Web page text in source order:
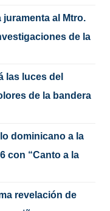
juramenta al Mtro.
de la
las luces del
de la bandera
dominicano a la
con “Canto a la
revelación de